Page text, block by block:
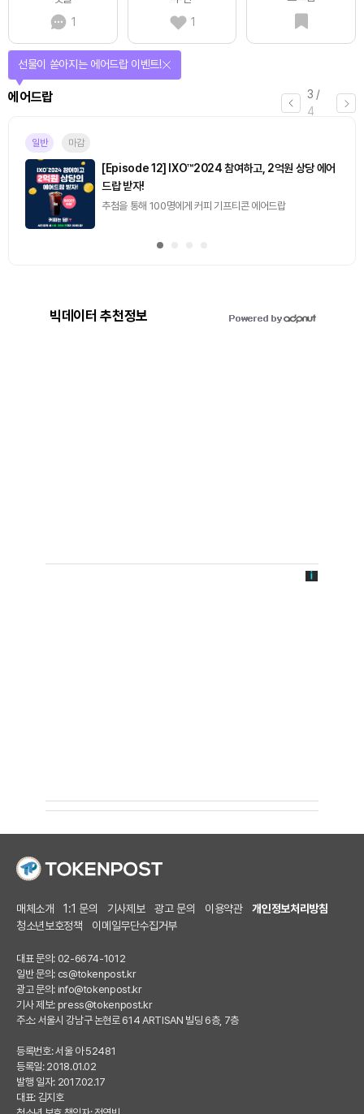
1
1
4 /
4
퀴즈
퀴즈풀고 선물 받자!
마감
[토큰포스트] 기사 퀴즈 658회차
2026.08.07 (금) ~ 2026.08.08 (토)
빅데이터 추천정보
매체소개 1:1 문의 기사제보 광고 문의 이용약관
개인정보처리방침
청소년보호정책
이메일무단수집거부
대표 문의: 02-6674-1012
일반 문의: cs@tokenpost.kr
광고 문의: info@tokenpost.kr
기사 제보: press@tokenpost.kr
주소: 서울시 강남구 논현로 614 ARTISAN 빌딩 6층, 7층
등록번호: 서울 아 52481
등록일: 2018.01.02
발행 일자: 2017.02.17
대표: 김지호